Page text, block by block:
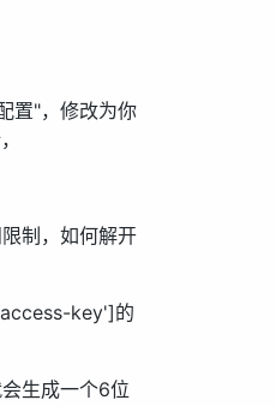
置"，修改为你
制，如何解开
key']的
生成一个6位